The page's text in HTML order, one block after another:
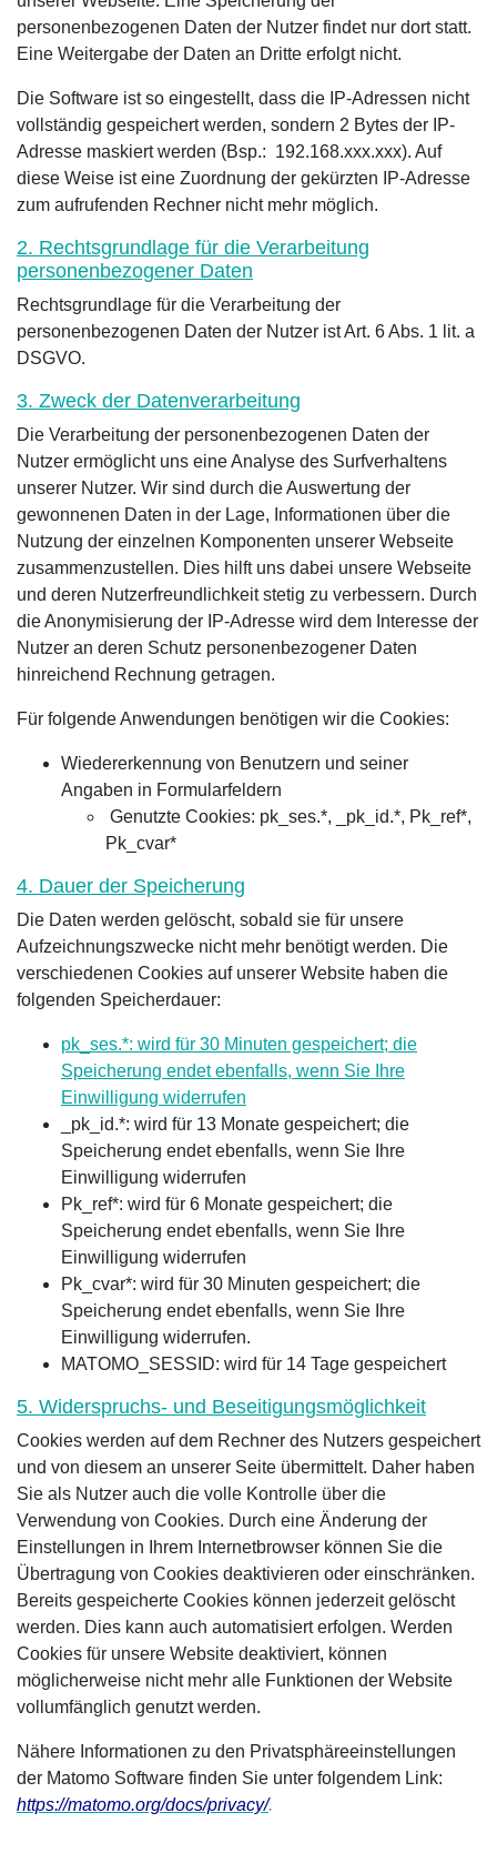
personenbezogenen Daten der Nutzer findet nur dort statt.
Eine Weitergabe der Daten an Dritte erfolgt nicht.
Die Software ist so eingestellt, dass die IP-Adressen nicht
vollständig gespeichert werden, sondern 2 Bytes der IP-
Adresse maskiert werden (Bsp.: 192.168.xxx.xxx). Auf
diese Weise ist eine Zuordnung der gekürzten IP-Adresse
zum aufrufenden Rechner nicht mehr möglich.
2. Rechtsgrundlage für die Verarbeitung
personenbezogener Daten
Rechtsgrundlage für die Verarbeitung der
personenbezogenen Daten der Nutzer ist Art. 6 Abs. 1 lit. a
DSGVO.
3. Zweck der Datenverarbeitung
Die Verarbeitung der personenbezogenen Daten der
Nutzer ermöglicht uns eine Analyse des Surfverhaltens
unserer Nutzer. Wir sind durch die Auswertung der
gewonnenen Daten in der Lage, Informationen über die
Nutzung der einzelnen Komponenten unserer Webseite
zusammenzustellen. Dies hilft uns dabei unsere Webseite
und deren Nutzerfreundlichkeit stetig zu verbessern. Durch
die Anonymisierung der IP-Adresse wird dem Interesse der
Nutzer an deren Schutz personenbezogener Daten
hinreichend Rechnung getragen.
Für folgende Anwendungen benötigen wir die Cookies:
Wiedererkennung von Benutzern und seiner
Angaben in Formularfeldern
Genutzte Cookies: pk_ses.*, _pk_id.*, Pk_ref*,
Pk_cvar*
4. Dauer der Speicherung
Die Daten werden gelöscht, sobald sie für unsere
Aufzeichnungszwecke nicht mehr benötigt werden. Die
verschiedenen Cookies auf unserer Website haben die
folgenden Speicherdauer:
pk_ses.*: wird für 30 Minuten gespeichert; die
Speicherung endet ebenfalls, wenn Sie Ihre
Einwilligung widerrufen
_pk_id.*: wird für 13 Monate gespeichert; die
Speicherung endet ebenfalls, wenn Sie Ihre
Einwilligung widerrufen
Pk_ref*: wird für 6 Monate gespeichert; die
Speicherung endet ebenfalls, wenn Sie Ihre
Einwilligung widerrufen
Pk_cvar*: wird für 30 Minuten gespeichert; die
Speicherung endet ebenfalls, wenn Sie Ihre
Einwilligung widerrufen.
MATOMO_SESSID: wird für 14 Tage gespeichert
5. Widerspruchs- und Beseitigungsmöglichkeit
Cookies werden auf dem Rechner des Nutzers gespeichert
und von diesem an unserer Seite übermittelt. Daher haben
Sie als Nutzer auch die volle Kontrolle über die
Verwendung von Cookies. Durch eine Änderung der
Einstellungen in Ihrem Internetbrowser können Sie die
Übertragung von Cookies deaktivieren oder einschränken.
Bereits gespeicherte Cookies können jederzeit gelöscht
werden. Dies kann auch automatisiert erfolgen. Werden
Cookies für unsere Website deaktiviert, können
möglicherweise nicht mehr alle Funktionen der Website
vollumfänglich genutzt werden.
Nähere Informationen zu den Privatsphäreeinstellungen
der Matomo Software finden Sie unter folgendem Link:
https://matomo.org/docs/privacy/.